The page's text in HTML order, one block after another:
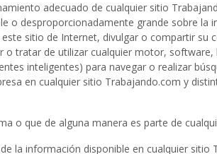
adecuado de cualquier sitio
o desproporcionadamente grande sobre la
sitio de Internet, divulgar o compartir su
o tratar de utilizar cualquier motor,
inteligentes) para navegar o realizar
en cualquier sitio Trabajando.com y
o que de alguna manera es parte de
la información disponible en cualquier sitio